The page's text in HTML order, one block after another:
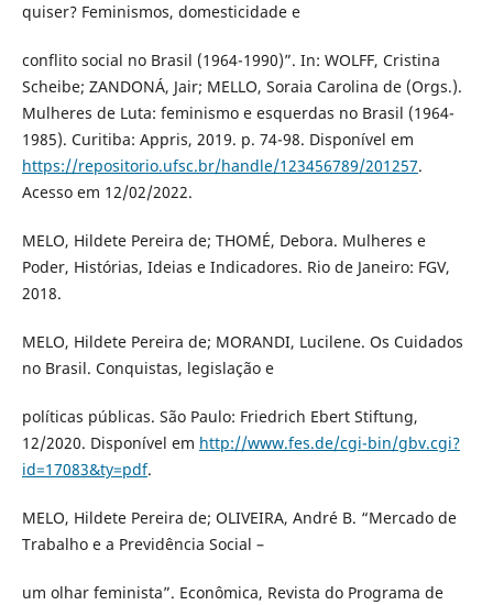
quiser? Feminismos, domesticidade e
conflito social no Brasil (1964-1990)”. In: WOLFF, Cristina
Scheibe; ZANDONÁ, Jair; MELLO, Soraia Carolina de (Orgs.).
Mulheres de Luta: feminismo e esquerdas no Brasil (1964-
1985). Curitiba: Appris, 2019. p. 74-98. Disponível em
https://repositorio.ufsc.br/handle/123456789/201257.
Acesso em 12/02/2022.
MELO, Hildete Pereira de; THOMÉ, Debora. Mulheres e
Poder, Histórias, Ideias e Indicadores. Rio de Janeiro: FGV,
2018.
MELO, Hildete Pereira de; MORANDI, Lucilene. Os Cuidados
no Brasil. Conquistas, legislação e
políticas públicas. São Paulo: Friedrich Ebert Stiftung,
12/2020. Disponível em http://www.fes.de/cgi-bin/gbv.cgi?
id=17083&ty=pdf.
MELO, Hildete Pereira de; OLIVEIRA, André B. “Mercado de
Trabalho e a Previdência Social –
um olhar feminista”. Econômica, Revista do Programa de